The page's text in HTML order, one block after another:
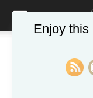
Στα ύψη
Enjoy this